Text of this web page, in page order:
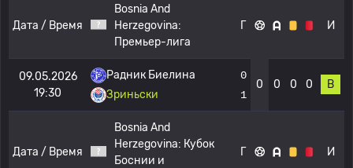
Дата / Время
Bosnia And
Herzegovina:
Премьер-лига
Г И
09.05.2026
19:30
Радник Биелина
Зриньски
0
1
0 0 0 0 В
Дата / Время
Bosnia And
Herzegovina: Кубок
Боснии и
Г И